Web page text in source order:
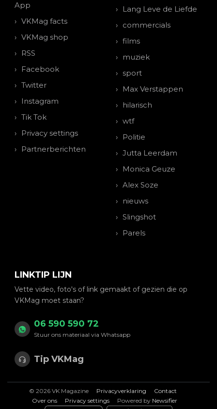
App
VKMag facts
VKMag shop
RSS
Facebook
Twitter
Instagram
Tik Tok
Privacy settings
Partnerberichten
Lang Leve de Liefde
commercials
films
muziek
sport
Max Verstappen
hilarisch
wtf
Politie
Jutta Leerdam
Monica Geuze
Alex Soze
nieuws
Slingshot
Parels
LINKTIP LIJN
Vette video, foto's of link gemaakt of gezien die op
VKMag moet staan?
06 590 590 72
Stuur ons materiaal via Whatsapp
Tip VKMag
© 2026 VK Magazine Privacyverklaring
Contact
Over ons
Privacy settings Powered by Newsifier